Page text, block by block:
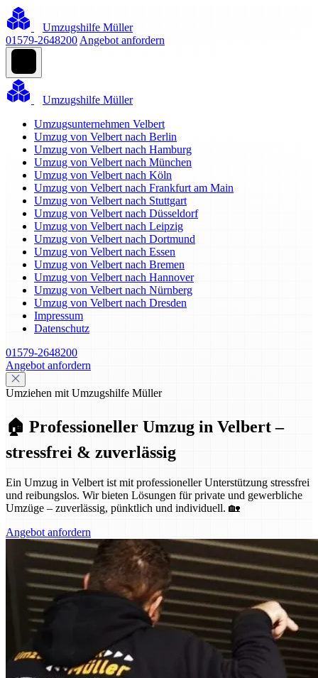
Umzugshilfe Müller
01579-2648200 Angebot anfordern
Umzugshilfe Müller
Umzugsunternehmen Velbert
Umzug von Velbert nach Berlin
Umzug von Velbert nach Hamburg
Umzug von Velbert nach München
Umzug von Velbert nach Köln
Umzug von Velbert nach Frankfurt am Main
Umzug von Velbert nach Stuttgart
Umzug von Velbert nach Düsseldorf
Umzug von Velbert nach Leipzig
Umzug von Velbert nach Dortmund
Umzug von Velbert nach Essen
Umzug von Velbert nach Bremen
Umzug von Velbert nach Hannover
Umzug von Velbert nach Nürnberg
Umzug von Velbert nach Dresden
Impressum
Datenschutz
01579-2648200
Angebot anfordern
Umziehen mit Umzugshilfe Müller
🏠 Professioneller Umzug in Velbert –
stressfrei & zuverlässig
Ein Umzug in Velbert ist mit professioneller Unterstützung stressfrei
und reibungslos. Wir bieten Lösungen für private und gewerbliche
Umzüge – zuverlässig, pünktlich und individuell. 🏡
Angebot anfordern